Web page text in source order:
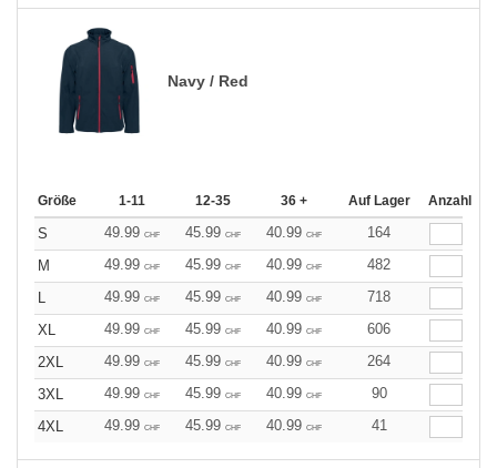
Navy / Red
Größe 1-11 12-35 36 + Auf Lager Anzahl
S 49.99 CHF 45.99 CHF 40.99 CHF
164
M
49.99 CHF 45.99 CHF 40.99 CHF
482
L
49.99 CHF 45.99 CHF 40.99 CHF
718
XL
49.99 CHF 45.99 CHF 40.99 CHF
606
2XL
49.99 CHF 45.99 CHF 40.99 CHF
264
3XL
49.99 CHF 45.99 CHF 40.99 CHF
90
4XL
49.99 CHF 45.99 CHF 40.99 CHF 41